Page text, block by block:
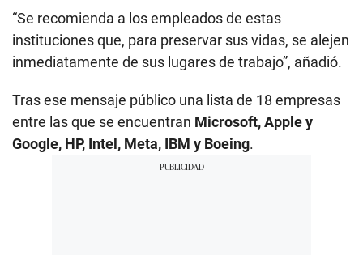
“Se recomienda a los empleados de estas
instituciones que, para preservar sus vidas, se alejen
inmediatamente de sus lugares de trabajo”, añadió.
Tras ese mensaje público una lista de 18 empresas
entre las que se encuentran Microsoft, Apple y
Google, HP, Intel, Meta, IBM y Boeing.